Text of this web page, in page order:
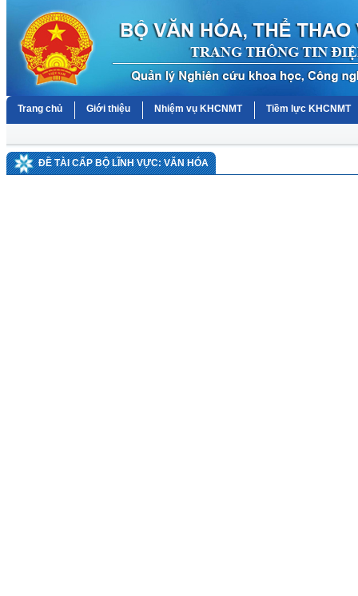
Trang chủ Giới thiệu Nhiệm vụ KHCNMT Tiềm lực KHCNMT
ĐỀ TÀI CẤP BỘ LĨNH VỰC: VĂN HÓA